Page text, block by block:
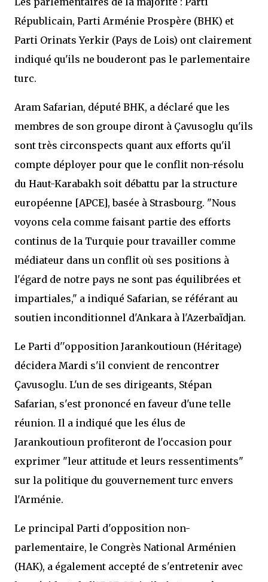
Républicain, Parti Arménie Prospère (BHK) et
Parti Orinats Yerkir (Pays de Lois) ont clairement
indiqué qu'ils ne bouderont pas le parlementaire
turc.
Aram Safarian, député BHK, a déclaré que les
membres de son groupe diront à Çavusoglu qu'ils
sont très circonspects quant aux efforts qu'il
compte déployer pour que le conflit non-résolu
du Haut-Karabakh soit débattu par la structure
européenne [APCE], basée à Strasbourg. "Nous
voyons cela comme faisant partie des efforts
continus de la Turquie pour travailler comme
médiateur dans un conflit où ses positions à
l'égard de notre pays ne sont pas équilibrées et
impartiales," a indiqué Safarian, se référant au
soutien inconditionnel d'Ankara à l'Azerbaïdjan.
Le Parti d''opposition Jarankoutioun (Héritage)
décidera Mardi s'il convient de rencontrer
Çavusoglu. L'un de ses dirigeants, Stépan
Safarian, s'est prononcé en faveur d'une telle
réunion. Il a indiqué que les élus de
Jarankoutioun profiteront de l'occasion pour
exprimer "leur attitude et leurs ressentiments"
sur la politique du gouvernement turc envers
l'Arménie.
Le principal Parti d'opposition non-
parlementaire, le Congrès National Arménien
(HAK), a également accepté de s'entretenir avec